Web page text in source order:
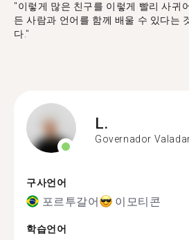
"이렇게 많은 친구를 이렇게 빨리 사귀
든 사람과 언어를 함께 배울 수 있다는
다."
L.
Governador
구사언어
포르투갈어 이모티콘
학습언어